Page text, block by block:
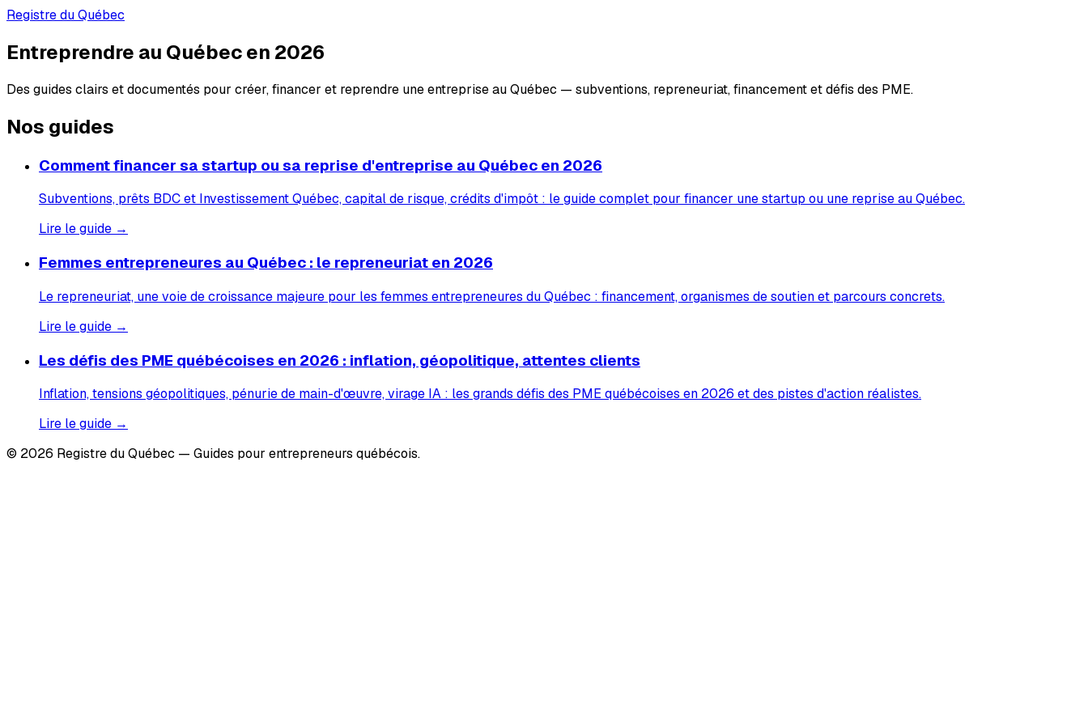
Registre du Québec
Entreprendre au Québec en 2026
Des guides clairs et documentés pour créer, financer et reprendre une entreprise au Québec — subventions, repreneuriat, financement et défis des PME.
Nos guides
Comment financer sa startup ou sa reprise d'entreprise au Québec en 2026
Subventions, prêts BDC et Investissement Québec, capital de risque, crédits d'impôt : le guide complet pour financer une startup ou une reprise au Québec.
Lire le guide →
Femmes entrepreneures au Québec : le repreneuriat en 2026
Le repreneuriat, une voie de croissance majeure pour les femmes entrepreneures du Québec : financement, organismes de soutien et parcours concrets.
Lire le guide →
Les défis des PME québécoises en 2026 : inflation, géopolitique, attentes clients
Inflation, tensions géopolitiques, pénurie de main-d'œuvre, virage IA : les grands défis des PME québécoises en 2026 et des pistes d'action réalistes.
Lire le guide →
© 2026 Registre du Québec — Guides pour entrepreneurs québécois.